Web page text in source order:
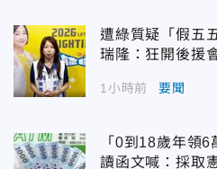
遭綠質疑「假五
瑞隆：狂開後援
1小時前 要聞
「0到18歲年領
讀函文喊：採取